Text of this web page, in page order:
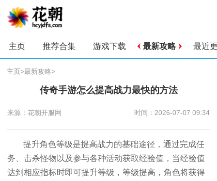
主页 推荐合集 游戏下载 最新攻略 最近
主页>最新攻略>
传奇手游怎么提高战力最快的方法
来源：花朝开服网 时间：2026-07-07 09:34
提升角色等级是提高战力的基础途径，通过完成任
务、击杀怪物以及参与各种活动获取经验值，当经验值
达到相应指标时即可提升等级，等级提高，角色将获得